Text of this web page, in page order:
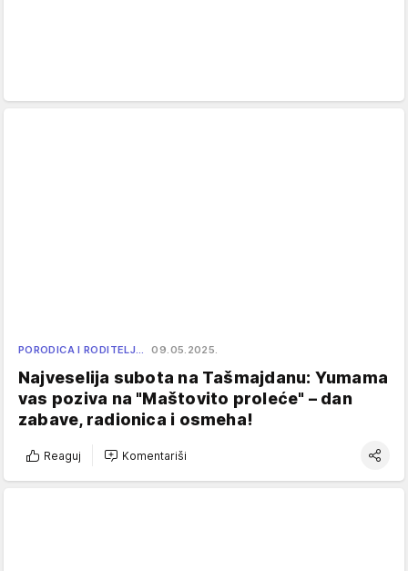
PORODICA I RODITELJ… 09.05.2025.
Najveselija subota na Tašmajdanu: Yumama
vas poziva na "Maštovito proleće" – dan
zabave, radionica i osmeha!
Reaguj Komentariši